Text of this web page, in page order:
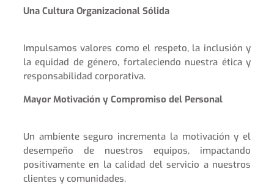
Una Cultura Organizacional Sólida
Impulsamos valores como el respeto, la inclusión y
la equidad de género, fortaleciendo nuestra ética y
responsabilidad corporativa.
Mayor Motivación y Compromiso del Personal
Un ambiente seguro incrementa la motivación y el
desempeño de nuestros equipos, impactando
positivamente en la calidad del servicio a nuestros
clientes y comunidades.